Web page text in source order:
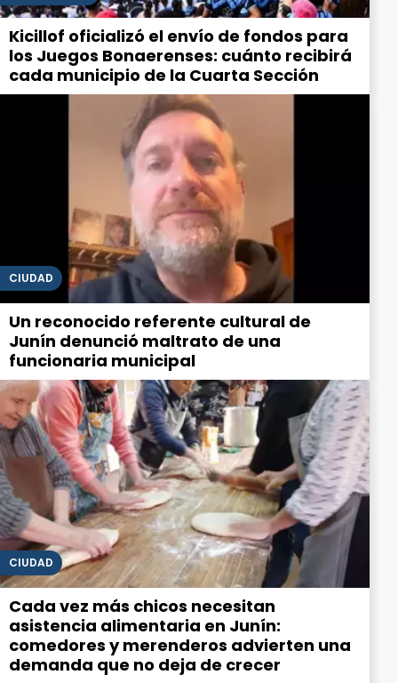
Kicillof oficializó el envío de fondos para
los Juegos Bonaerenses: cuánto recibirá
cada municipio de la Cuarta Sección
CIUDAD
Un reconocido referente cultural de
Junín denunció maltrato de una
funcionaria municipal
CIUDAD
Cada vez más chicos necesitan
asistencia alimentaria en Junín:
comedores y merenderos advierten una
demanda que no deja de crecer